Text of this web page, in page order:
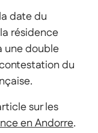
date du
résidence
une double
du
sur les
en Andorre.